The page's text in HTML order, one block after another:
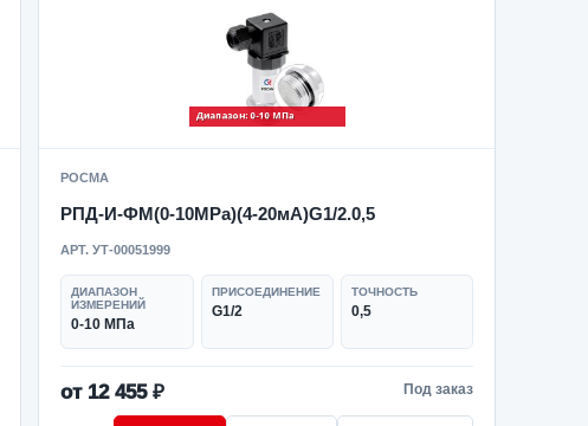
РОСМА
РПД-И-ФМ(0-10MPa)(4-20мА)G1/2.0,5
АРТ. УТ-00051999
ДИАПАЗОН
ИЗМЕРЕНИЙ
0-10 МПа
ПРИСОЕДИНЕНИЕ
G1/2
ТОЧНОСТЬ
0,5
от 12 455 ₽ Под заказ